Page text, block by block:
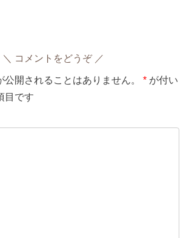
コメントをどうぞ
公開されることはありません。 * が付い
目です